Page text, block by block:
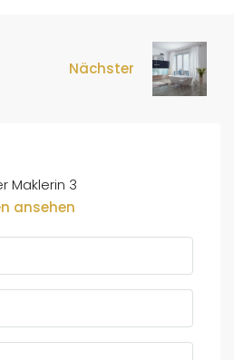
Nächster
Maklerin 3
ansehen